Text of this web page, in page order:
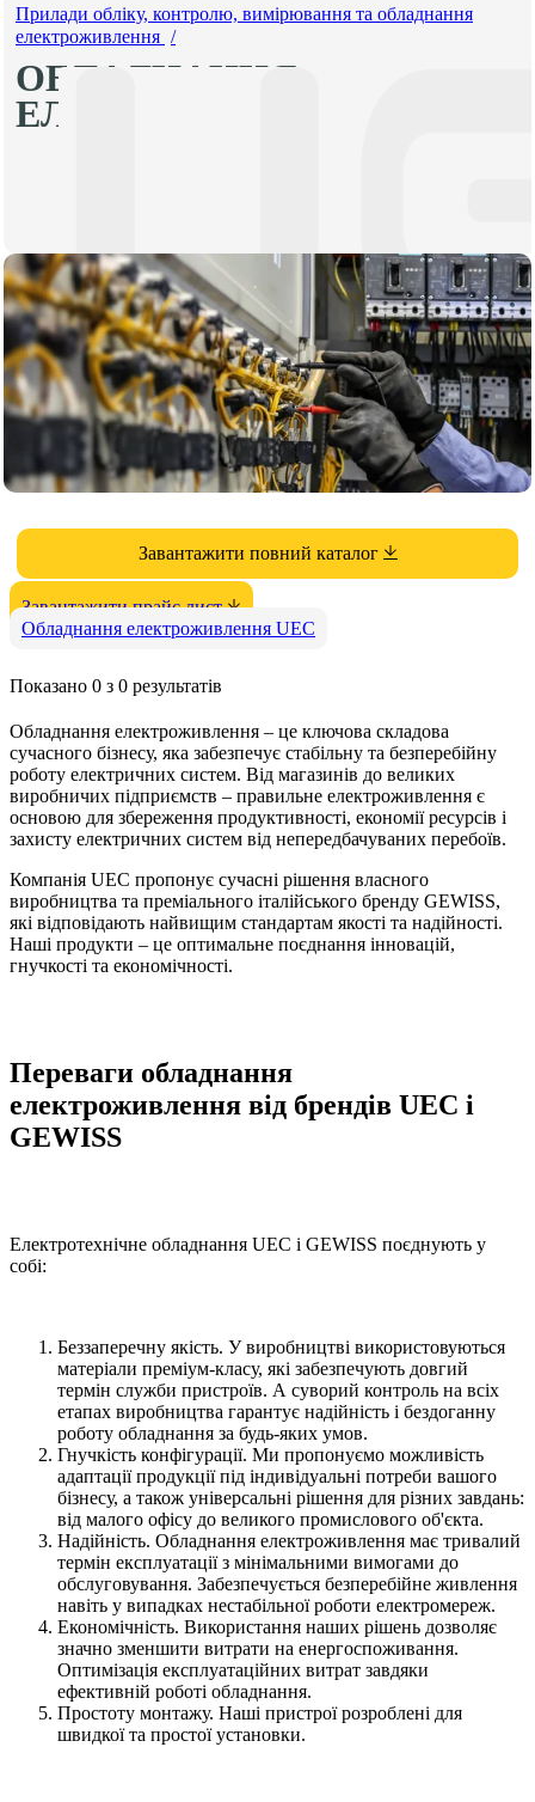
Прилади обліку, контролю, вимірювання та обладнання
електроживлення /
ОБЛАДНАННЯ
ЕЛЕКТРОЖИВЛЕННЯ
Завантажити повний каталог
Завантажити прайс лист
Обладнання електроживлення UEC
Показано 0 з 0 результатів
Обладнання електроживлення – це ключова складова
сучасного бізнесу, яка забезпечує стабільну та безперебійну
роботу електричних систем. Від магазинів до великих
виробничих підприємств – правильне електроживлення є
основою для збереження продуктивності, економії ресурсів і
захисту електричних систем від непередбачуваних перебоїв.
Компанія UEC пропонує сучасні рішення власного
виробництва та преміального італійського бренду GEWISS,
які відповідають найвищим стандартам якості та надійності.
Наші продукти – це оптимальне поєднання інновацій,
гнучкості та економічності.
Переваги обладнання
електроживлення від брендів UEC і
GEWISS
Електротехнічне обладнання UEC і GEWISS поєднують у
собі:
Беззаперечну якість. У виробництві використовуються
матеріали преміум-класу, які забезпечують довгий
термін служби пристроїв. А суворий контроль на всіх
етапах виробництва гарантує надійність і бездоганну
роботу обладнання за будь-яких умов.
Гнучкість конфігурації. Ми пропонуємо можливість
адаптації продукції під індивідуальні потреби вашого
бізнесу, а також універсальні рішення для різних завдань:
від малого офісу до великого промислового об'єкта.
Надійність. Обладнання електроживлення має тривалий
термін експлуатації з мінімальними вимогами до
обслуговування. Забезпечується безперебійне живлення
навіть у випадках нестабільної роботи електромереж.
Економічність. Використання наших рішень дозволяє
значно зменшити витрати на енергоспоживання.
Оптимізація експлуатаційних витрат завдяки
ефективній роботі обладнання.
Простоту монтажу. Наші пристрої розроблені для
швидкої та простої установки.